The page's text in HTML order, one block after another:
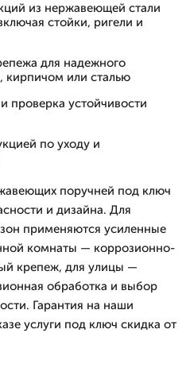
из нержавеющей стали
стойки, ригели и
для надежного
кирпичом или сталью
проверка устойчивости
по уходу и
поручней под ключ
и дизайна. Для
применяются усиленные
комнаты — коррозионно-
крепеж, для улицы —
обработка и выбор
Гарантия на наши
услуги под ключ скидка от